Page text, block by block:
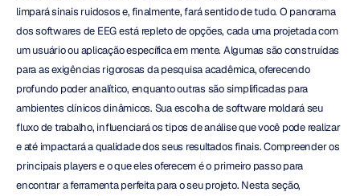
limpará sinais ruidosos e, finalmente, fará sentido de tudo. O panorama
dos softwares de EEG está repleto de opções, cada uma projetada com
um usuário ou aplicação específica em mente. Algumas são construídas
para as exigências rigorosas da pesquisa acadêmica, oferecendo
profundo poder analítico, enquanto outras são simplificadas para
ambientes clínicos dinâmicos. Sua escolha de software moldará seu
fluxo de trabalho, influenciará os tipos de análise que você pode realizar
e até impactará a qualidade dos seus resultados finais. Compreender os
principais players e o que eles oferecem é o primeiro passo para
encontrar a ferramenta perfeita para o seu projeto. Nesta seção,